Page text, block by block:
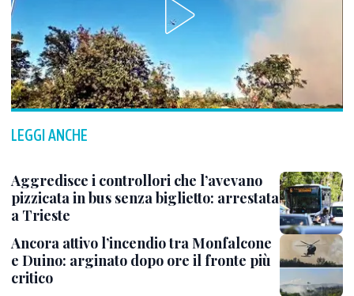
LEGGI ANCHE
Aggredisce i controllori che l’avevano
pizzicata in bus senza biglietto: arrestata
a Trieste
Ancora attivo l’incendio tra Monfalcone
e Duino: arginato dopo ore il fronte più
critico